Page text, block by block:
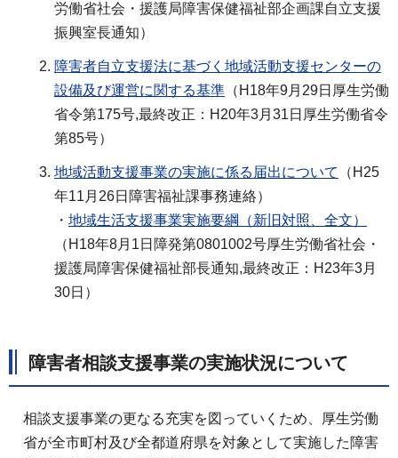
労働省社会・援護局障害保健福祉部企画課自立支援
振興室長通知）
障害者自立支援法に基づく地域活動支援センターの
設備及び運営に関する基準 （H18年9月29日厚生労働
省令第175号,最終改正：H20年3月31日厚生労働省令
第85号）
地域活動支援事業の実施に係る届出について
（H25
年11月26日障害福祉課事務連絡）
・ 地域生活支援事業実施要綱（新旧対照、全文）
（H18年8月1日障発第0801002号厚生労働省社会・
援護局障害保健福祉部長通知,最終改正：H23年3月
30日）
障害者相談支援事業の実施状況について
相談支援事業の更なる充実を図っていくため、厚生労働
省が全市町村及び全都道府県を対象として実施した障害